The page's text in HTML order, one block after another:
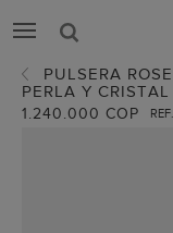
PULSERA
PERLA Y CRISTAL
1.240.000 COP